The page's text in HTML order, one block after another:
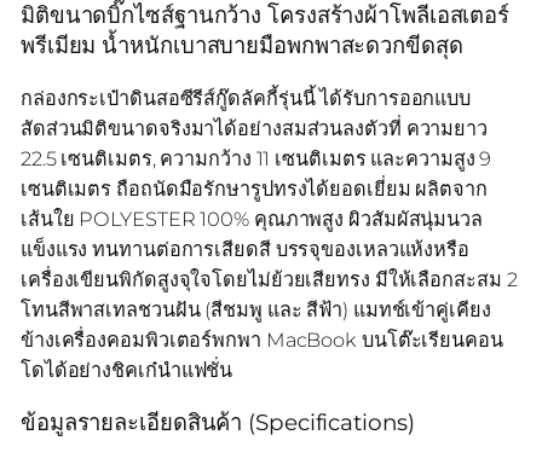
มิติขนาดบิ๊กไซส์ฐานกว้าง โครงสร้างผ้าโพลีเอสเตอร์
พรีเมียม น้ำหนักเบาสบายมือพกพาสะดวกขีดสุด
กล่องกระเป๋าดินสอซีรีส์กู๊ดลัคกี้รุ่นนี้ ได้รับการออกแบบ
สัดส่วนมิติขนาดจริงมาได้อย่างสมส่วนลงตัวที่ ความยาว
22.5 เซนติเมตร, ความกว้าง 11 เซนติเมตร และความสูง 9
เซนติเมตร ถือถนัดมือรักษารูปทรงได้ยอดเยี่ยม ผลิตจาก
เส้นใย POLYESTER 100% คุณภาพสูง ผิวสัมผัสนุ่มนวล
แข็งแรง ทนทานต่อการเสียดสี บรรจุของเหลวแห้งหรือ
เครื่องเขียนพิกัดสูงจุใจโดยไม่ย้วยเสียทรง มีให้เลือกสะสม 2
โทนสีพาสเทลชวนฝัน (สีชมพู และ สีฟ้า) แมทช์เข้าคู่เคียง
ข้างเครื่องคอมพิวเตอร์พกพา MacBook บนโต๊ะเรียนคอน
โดได้อย่างชิคเก๋นำแฟชั่น
ข้อมูลรายละเอียดสินค้า (Specifications)